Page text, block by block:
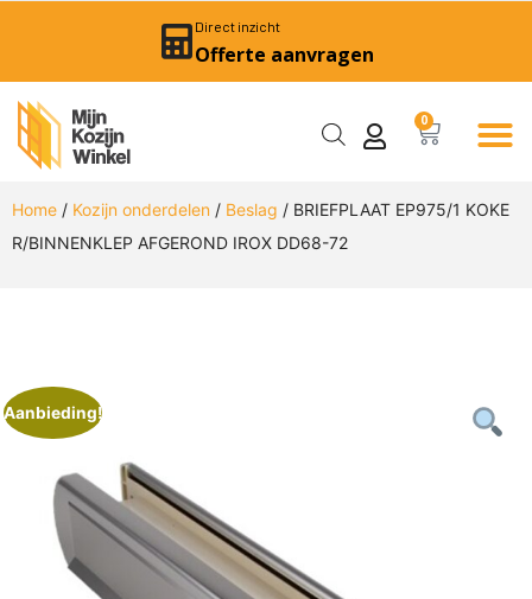
Direct inzicht
Offerte aanvragen
0
Home / Kozijn onderdelen / Beslag / BRIEFPLAAT EP975/1 KOKE
R/BINNENKLEP AFGEROND IROX DD68-72
Aanbieding!